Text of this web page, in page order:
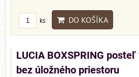
ks DO KOŠÍKA
LUCIA BOXSPRING
bez úložného priestoru